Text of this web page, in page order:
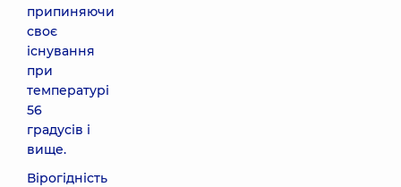
припиняючи
своє
існування
при
температурі
56
градусів і
вище.
Вірогідність